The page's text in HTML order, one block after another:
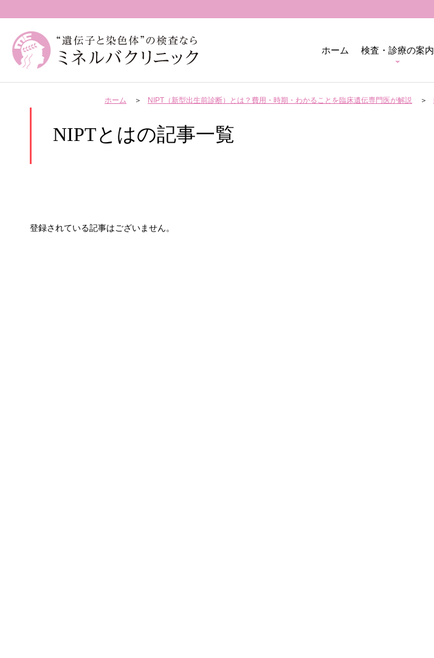
ホーム 検査・診療の案内
ホーム NIPT（新型出生前診断）とは？費用・時期・わかることを臨床遺伝専門医が解説
NIPTとはの記事一覧
登録されている記事はございません。